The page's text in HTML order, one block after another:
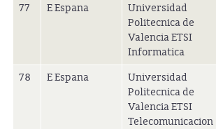
77 E Espana
Universidad
Politecnica de
Valencia ETSI
Informatica
78 E Espana
Universidad
Politecnica de
Valencia ETSI
Telecomunicacion